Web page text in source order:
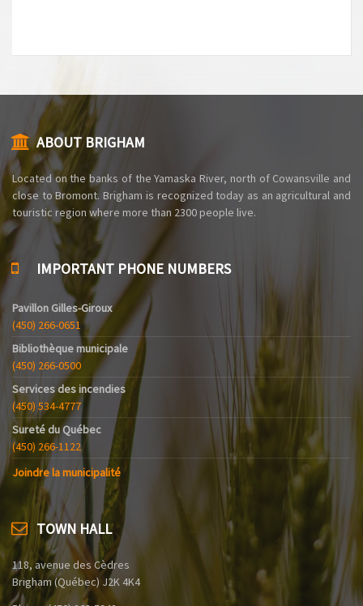
ABOUT BRIGHAM
Located on the banks of the Yamaska ​​River, north of Cowansville and
close to Bromont. Brigham is recognized today as an agricultural and
touristic region where more than 2300 people live.
IMPORTANT PHONE NUMBERS
Pavillon Gilles-Giroux
(450) 266-0651
Bibliothèque municipale
(450) 266-0500
Services des incendies
(450) 534-4777
Sureté du Québec
(450) 266-1122
Joindre la municipalité
TOWN HALL
118, avenue des Cèdres
Brigham (Québec) J2K 4K4